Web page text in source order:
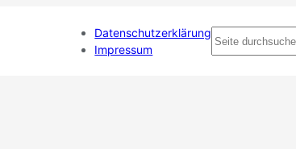
Datenschutzerklärung
Impressum
Seite
durchsuchen